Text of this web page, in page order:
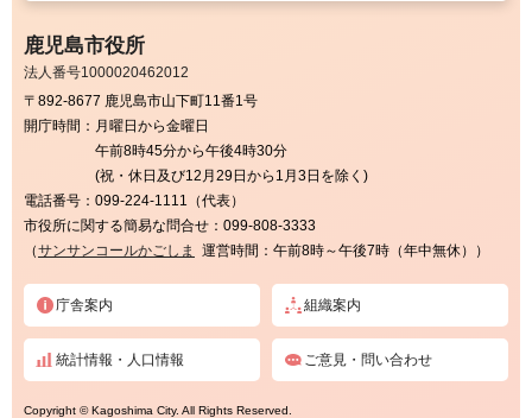
鹿児島市役所
法人番号1000020462012
〒892-8677 鹿児島市山下町11番1号
開庁時間： 月曜日から金曜日
午前8時45分から午後4時30分
(祝・休日及び12月29日から1月3日を除く)
電話番号： 099-224-1111（代表）
市役所に関する簡易な問合せ： 099-808-3333
（サンサンコールかごしま 運営時間：午前8時～午後7時（年中無休））
庁舎案内 組織案内
統計情報・人口情報 ご意見・問い合わせ
Copyright © Kagoshima City. All Rights Reserved.